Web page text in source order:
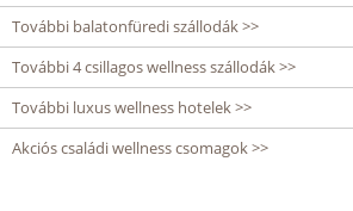
További balatonfüredi szállodák >>
További 4 csillagos wellness szállodák >>
További luxus wellness hotelek >>
Akciós családi wellness csomagok >>